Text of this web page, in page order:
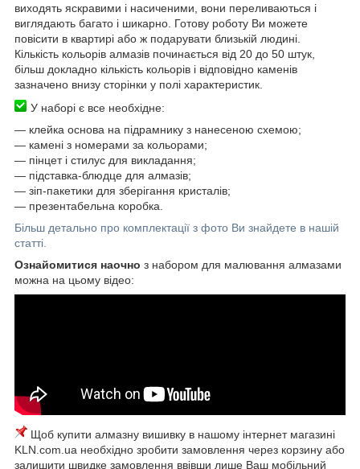
виходять яскравими і насиченими, вони переливаються і
виглядають багато і шикарно. Готову роботу Ви можете
повісити в квартирі або ж подарувати близькій людині.
Кількість кольорів алмазів починається від 20 до 50 штук,
більш докладно кількість кольорів і відповідно каменів
зазначено внизу сторінки у полі характеристик.
У наборі є все необхідне:
― клейка основа на підрамнику з нанесеною схемою;
― камені з номерами за кольорами;
― пінцет і стилус для викладання;
― підставка-блюдце для алмазів;
― зіп-пакетики для зберігання кристалів;
― презентабельна коробка.
Більш детально про комплектації з фото Ви знайдете в нашій
статті.
Ознайомитися наочно з набором для малювання алмазами
можна на цьому відео:
Щоб купити алмазну вишивку в нашому інтернет магазині
KLN.com.ua необхідно зробити замовлення через корзину або
залишити швидке замовлення ввівши лише Ваш мобільний